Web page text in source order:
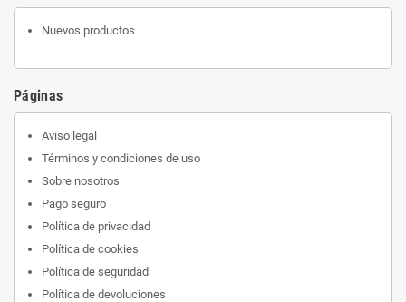
Nuevos productos
Páginas
Aviso legal
Términos y condiciones de uso
Sobre nosotros
Pago seguro
Política de privacidad
Política de cookies
Política de seguridad
Política de devoluciones